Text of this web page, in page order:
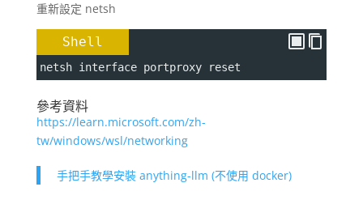
重新設定 netsh
Shell
netsh interface portproxy reset
參考資料
https://learn.microsoft.com/zh-
tw/windows/wsl/networking
手把手教學安裝 anything-llm (不使用 docker)